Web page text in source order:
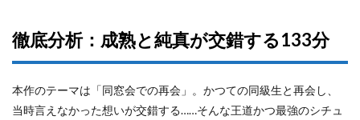
徹底分析：成熟と純真が交錯する133分
本作のテーマは「同窓会での再会」。かつての同級生と再会し、
当時言えなかった想いが交錯する……そんな王道かつ最強のシチュ